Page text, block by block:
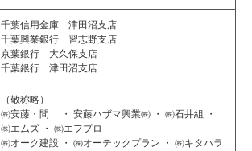
千葉信用金庫 津田沼支店
千葉興業銀行 習志野支店
京葉銀行 大久保支店
千葉銀行 津田沼支店
（敬称略）
㈱安藤・間 ・ 安藤ハザマ興業㈱ ・ ㈱石井組 ・
㈱エムズ ・ ㈱エフプロ
㈱オーク建設 ・ ㈱オーテックプラン ・ ㈱キタハラ